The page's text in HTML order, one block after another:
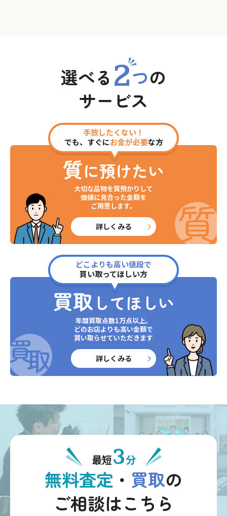
選べる 2つの
サービス
手放したくない！
でも、すぐにお金が必要な方
質に預けたい
大切な品物を質預かりして
価値に見合った金額を
ご用意します。
詳しくみる
どこよりも高い値段で
買い取ってほしい方
買取 してほしい
年間買取点数1万点以上。
どのお店よりも高い金額で
買い取らせていただきます
詳しくみる
最短3分
無料査定 ・ 買取の
ご相談はこちら